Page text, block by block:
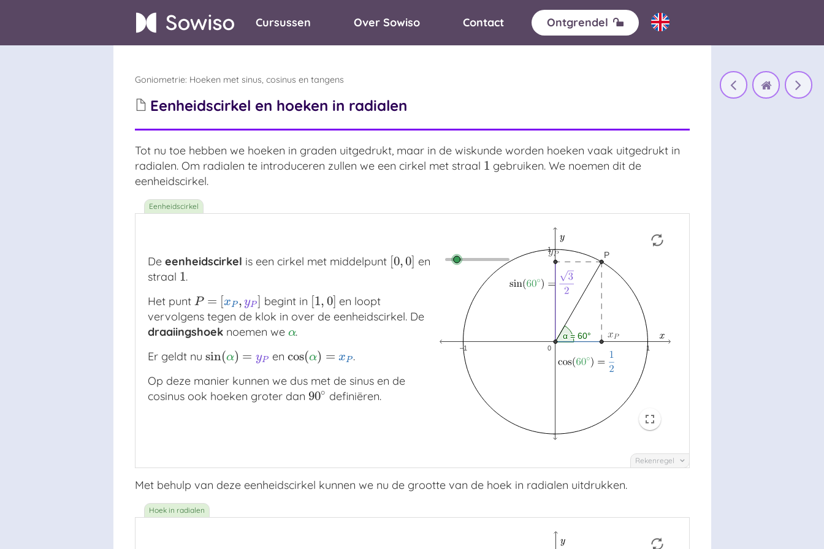
Cursussen Over Sowiso Contact Ontgrendel
Goniometrie: Hoeken met sinus, cosinus en tangens
Eenheidscirkel en hoeken in radialen
Tot nu toe hebben we hoeken in graden uitgedrukt, maar in de wiskunde worden hoeken vaak uitgedrukt in
radialen. Om radialen te introduceren zullen we een cirkel met straal 1
1 gebruiken. We noemen dit de
eenheidscirkel.
De eenheidscirkel is een cirkel met middelpunt [0,0]
[0,0] en
straal 1
1.
Het punt P = [xP , yP]
P= [xP yP] begint in [1, 0]
[1,0] en loopt
vervolgens tegen de klok in over de eenheidscirkel. De
draaiingshoeknoemen we α
α.
Er geldt nu sin(α) = yP
sin(α)= yP en cos(α) = xP
cos(α)= xP
.
Op deze manier kunnen we dus met de sinus en de
cosinus ook hoeken groter dan 90∘
90∘ definiëren.
Rekenregel
Met behulp van deze eenheidscirkel kunnen we nu de grootte van de hoek in radialen uitdrukken.